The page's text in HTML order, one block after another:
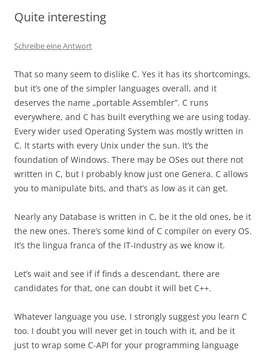
Quite interesting
Schreibe eine Antwort
That so many seem to dislike C. Yes it has its shortcomings,
but it’s one of the simpler languages overall, and it
deserves the name „portable Assembler“. C runs
everywhere, and C has built everything we are using today.
Every wider used Operating System was mostly written in
C. It starts with every Unix under the sun. It’s the
foundation of Windows. There may be OSes out there not
written in C, but I probably know just one Genera. C allows
you to manipulate bits, and that’s as low as it can get.
Nearly any Database is written in C, be it the old ones, be it
the new ones. There’s some kind of C compiler on every OS.
It’s the lingua franca of the IT-Industry as we know it.
Let’s wait and see if if finds a descendant, there are
candidates for that, one can doubt it will bet C++.
Whatever language you use, I strongly suggest you learn C
too. I doubt you will never get in touch with it, and be it
just to wrap some C-API for your programming language